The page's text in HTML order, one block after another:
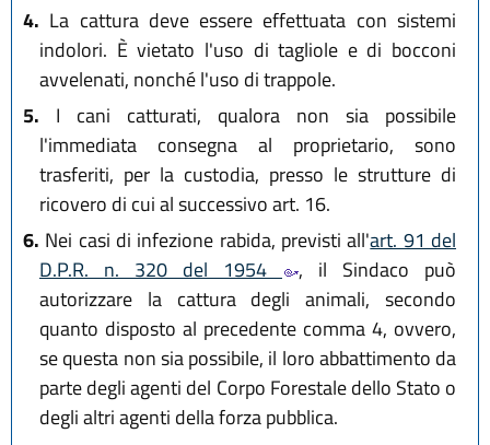
4. La cattura deve essere effettuata con sistemi
indolori. È vietato l'uso di tagliole e di bocconi
avvelenati, nonché l'uso di trappole.
5. I cani catturati, qualora non sia possibile
l'immediata consegna al proprietario, sono
trasferiti, per la custodia, presso le strutture di
ricovero di cui al successivo art. 16.
6. Nei casi di infezione rabida, previsti all'art. 91 del
D.P.R. n. 320 del 1954
, il Sindaco può
autorizzare la cattura degli animali, secondo
quanto disposto al precedente comma 4, ovvero,
se questa non sia possibile, il loro abbattimento da
parte degli agenti del Corpo Forestale dello Stato o
degli altri agenti della forza pubblica.